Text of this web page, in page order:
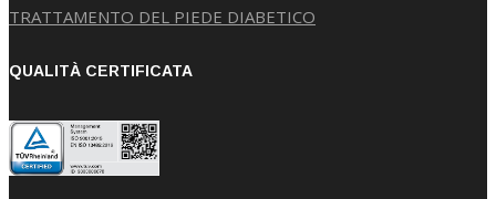
TRATTAMENTO DEL PIEDE DIABETICO
QUALITÀ CERTIFICATA